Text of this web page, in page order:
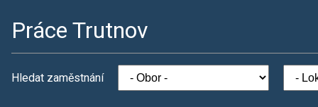
Práce Trutnov
Hledat zaměstnání